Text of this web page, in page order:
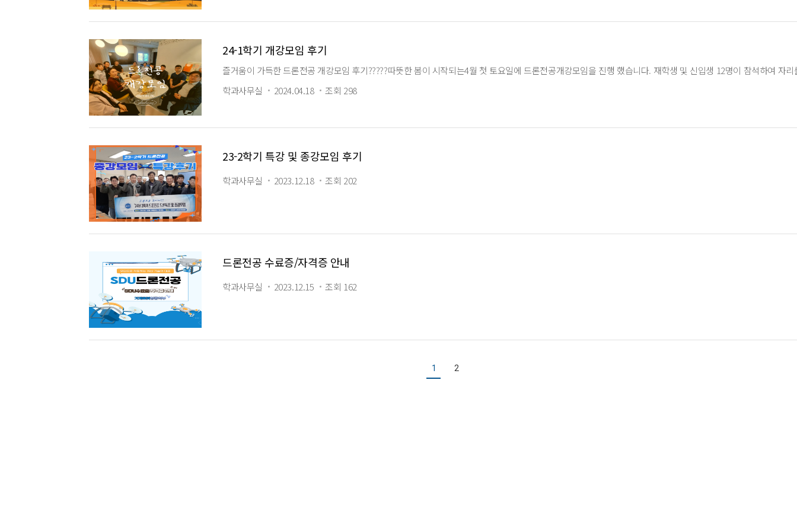
24-1학기 개강모임 후기
즐거움이 가득한 드론전공 개강모임 후기?????따뜻한 봄이 시작되는4월 첫 토요일에 드론전공개강모임을 진행 했습니다. 재학생 및 신입생 12명이 참석하여
학과사무실
2024.04.18 조회 298
23-2학기 특강 및 종강모임 후기
학과사무실 2023.12.18 조회 202
드론전공 수료증/자격증 안내
학과사무실 2023.12.15 조회 162
1 2